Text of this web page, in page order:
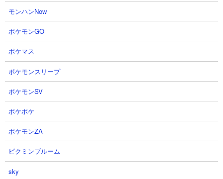
【ジージェネエターナル】バーサ
ルナイト先行実装!? 配布機体も激
ネ エターナル
ぜろチューさん
15
『Gジェネエターナル』【強敵襲
2026.08.06 15:55（1日前）
モンハンNow
ポケモンGO
ポケマス
ポケモンスリープ
ポケモンSV
ポケポケ
ポケモンZA
ピクミンブルーム
sky